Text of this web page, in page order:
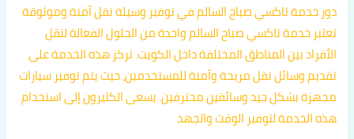
دور خدمة تاكسي صباح السالم في توفير وسيلة نقل آمنة وموثوقة
تعتبر خدمة تاكسي صباح السالم واحدة من الحلول الفعالة لنقل
الأفراد بين المناطق المختلفة داخل الكويت. تركز هذه الخدمة على
تقديم وسائل نقل مريحة وآمنة للمستخدمين، حيث يتم توفير سيارات
مجهزة بشكل جيد وسائقين محترفين. يسعى الكثيرون إلى استخدام
هذه الخدمة لتوفير الوقت والجهد